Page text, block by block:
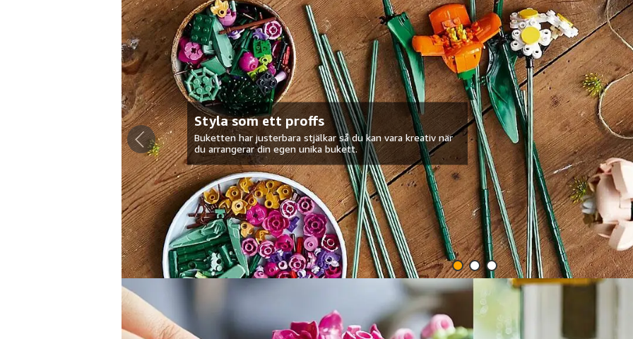
Styla som ett proffs
Buketten har justerbara stjälkar så du kan vara kreativ när
du arrangerar din egen unika bukett.